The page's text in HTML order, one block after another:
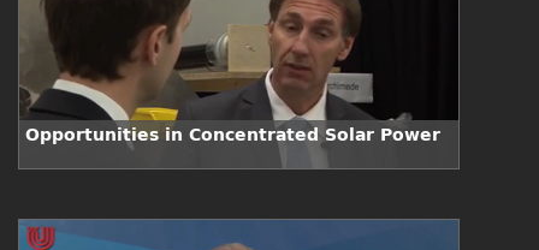
Opportunities in Concentrated Solar Power